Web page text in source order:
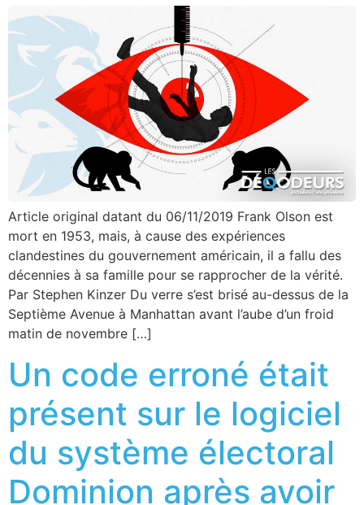
Article original datant du 06/11/2019 Frank Olson est
mort en 1953, mais, à cause des expériences
clandestines du gouvernement américain, il a fallu des
décennies à sa famille pour se rapprocher de la vérité.
Par Stephen Kinzer Du verre s’est brisé au-dessus de la
Septième Avenue à Manhattan avant l’aube d’un froid
matin de novembre […]
Un code erroné était
présent sur le logiciel
du système électoral
Dominion après avoir